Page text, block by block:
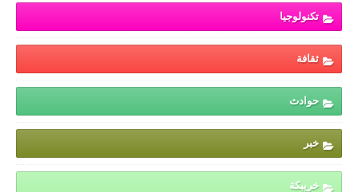
تكنولوجيا
ثقافة
حوادث
خبر
خريبكة